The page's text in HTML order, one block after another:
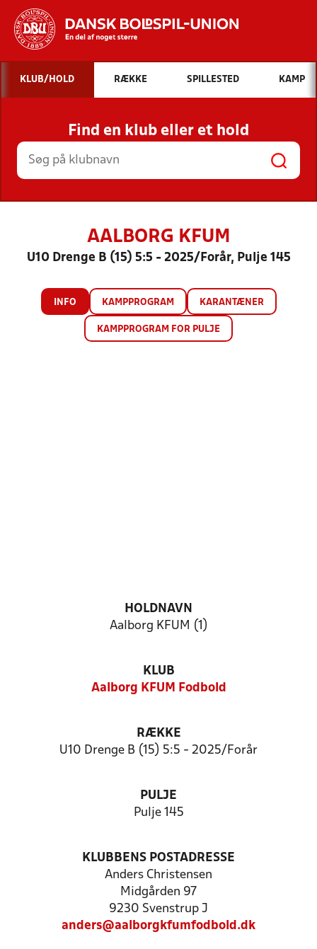
Hvad vil du søge efter?
INDHOLD OG NYHEDER
STILLINGER, RESULTATER, KLUBBER OG
HOLD
KLUB/HOLD RÆKKE SPILLESTED KAMP
Find en klub eller et hold
AALBORG KFUM
U10 Drenge B (15) 5:5 - 2025/Forår, Pulje 145
INFO KAMPPROGRAM KARANTÆNER
KAMPPROGRAM FOR PULJE
HOLDNAVN
Aalborg KFUM (1)
KLUB
Aalborg KFUM Fodbold
RÆKKE
U10 Drenge B (15) 5:5 - 2025/Forår
PULJE
Pulje 145
KLUBBENS POSTADRESSE
Anders Christensen
Midgården 97
9230 Svenstrup J
anders@aalborgkfumfodbold.dk